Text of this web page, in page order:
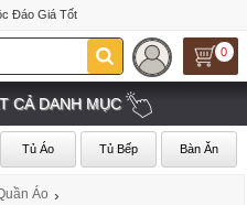
Đáo Giá Tốt
0
CẢ DANH MỤC
Tủ Áo Tủ Bếp Bàn Ăn
Áo ›